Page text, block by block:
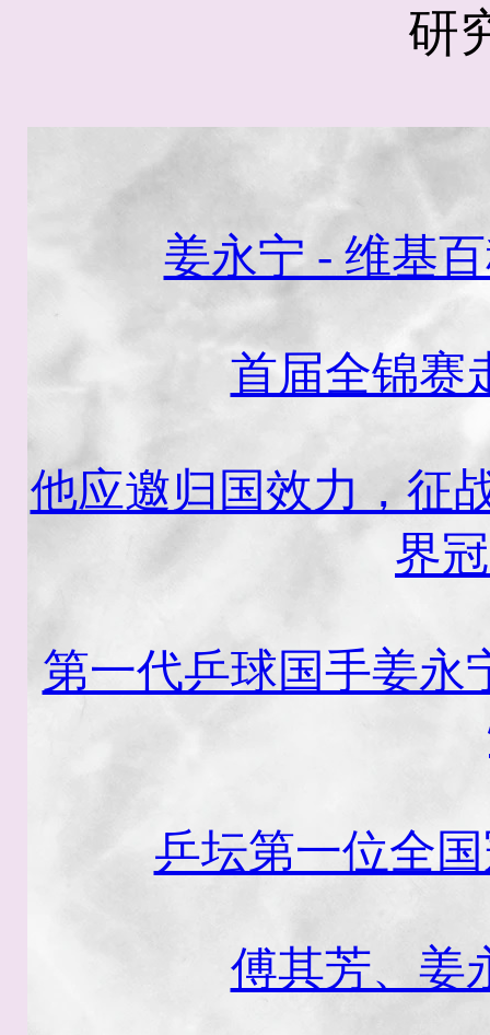
研
姜永宁 - 维基
首届全锦赛
他应邀归国效力，征
界
第一代乒球国手姜永
乒坛第一位全
傅其芳、姜